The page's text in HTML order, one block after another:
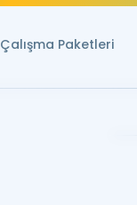
Çalışma Paketleri